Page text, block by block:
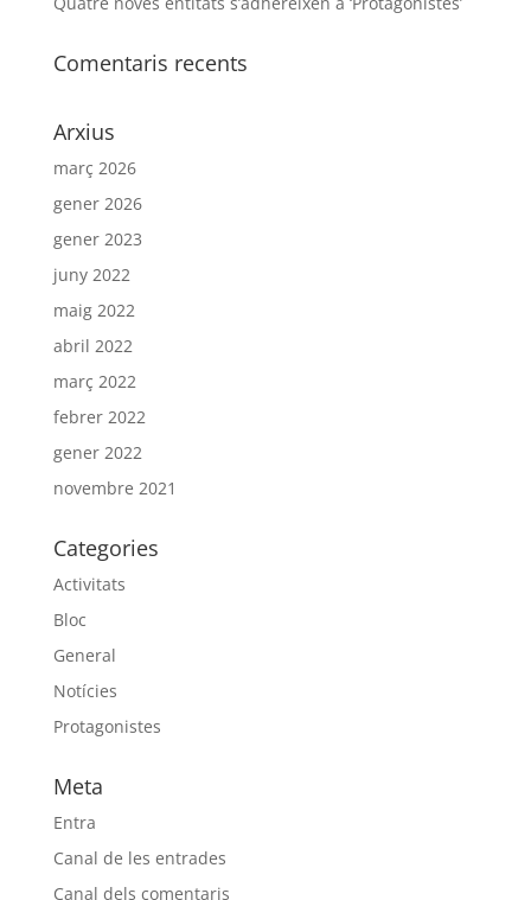
Comentaris recents
Arxius
març 2026
gener 2026
gener 2023
juny 2022
maig 2022
abril 2022
març 2022
febrer 2022
gener 2022
novembre 2021
Categories
Activitats
Bloc
General
Notícies
Protagonistes
Meta
Entra
Canal de les entrades
Canal dels comentaris